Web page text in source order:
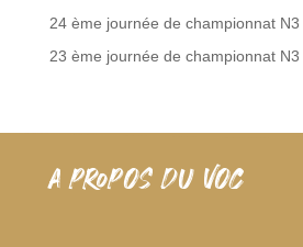
24 ème journée de championnat N3
23 ème journée de championnat N3
A PROPOS DU VOC